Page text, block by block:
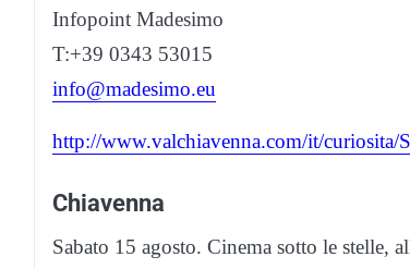
Infopoint Madesimo
T:+39 0343 53015
info@madesimo.eu
http://www.valchiavenna.com/it/curiosita/
Chiavenna
Sabato 15 agosto. Cinema sotto le